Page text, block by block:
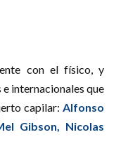
con el físico, y
internacionales que
capilar: Alfonso
Gibson, Nicolas